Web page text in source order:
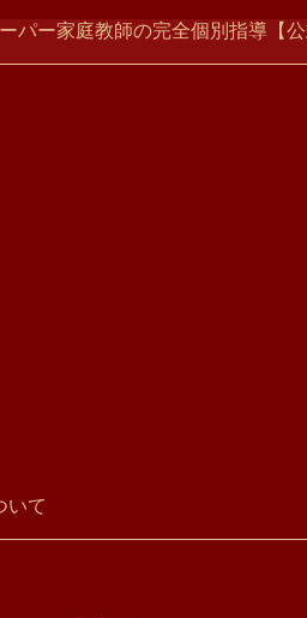
ー家庭教師の完全個別指導【公
いて